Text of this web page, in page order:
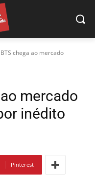
BTS chega ao mercado
mercado
inédito
Pinterest